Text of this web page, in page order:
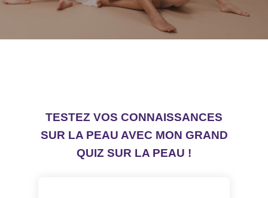
TESTEZ VOS CONNAISSANCES
SUR LA PEAU AVEC MON GRAND
QUIZ SUR LA PEAU !